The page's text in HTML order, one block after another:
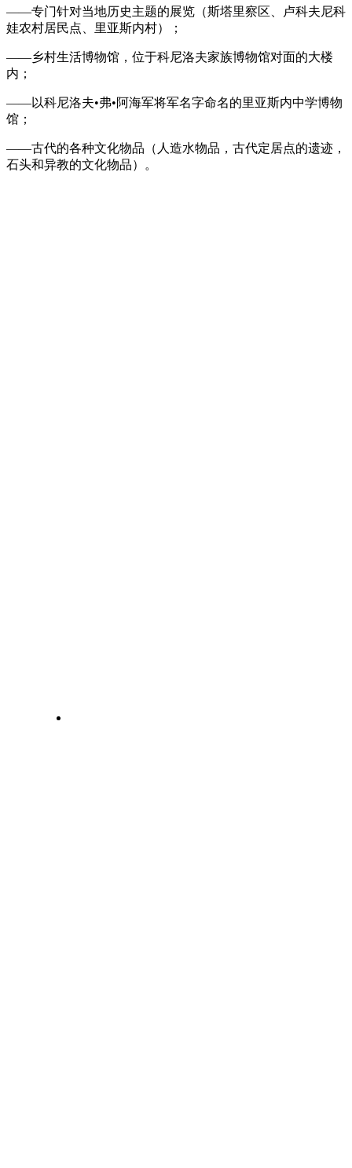
——专门针对当地历史主题的展览（斯塔里察区、卢科夫尼科
娃农村居民点、里亚斯内村）；
——乡村生活博物馆，位于科尼洛夫家族博物馆对面的大楼
内；
——以科尼洛夫•弗•阿海军将军名字命名的里亚斯内中学博物
馆；
——古代的各种文化物品（人造水物品，古代定居点的遗迹，
石头和异教的文化物品）。